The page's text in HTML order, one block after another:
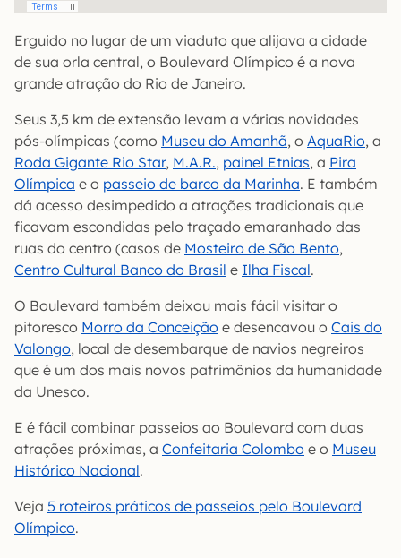
Erguido no lugar de um viaduto que alijava a cidade
de sua orla central, o Boulevard Olímpico é a nova
grande atração do Rio de Janeiro.
Seus 3,5 km de extensão levam a várias novidades
pós-olímpicas (como Museu do Amanhã, o AquaRio, a
Roda Gigante Rio Star, M.A.R., painel Etnias, a Pira
Olímpica e o passeio de barco da Marinha. E também
dá acesso desimpedido a atrações tradicionais que
ficavam escondidas pelo traçado emaranhado das
ruas do centro (casos de Mosteiro de São Bento,
Centro Cultural Banco do Brasil e Ilha Fiscal.
O Boulevard também deixou mais fácil visitar o
pitoresco Morro da Conceição e desencavou o Cais do
Valongo, local de desembarque de navios negreiros
que é um dos mais novos patrimônios da humanidade
da Unesco.
E é fácil combinar passeios ao Boulevard com duas
atrações próximas, a Confeitaria Colombo e o Museu
Histórico Nacional.
Veja 5 roteiros práticos de passeios pelo Boulevard
Olímpico.